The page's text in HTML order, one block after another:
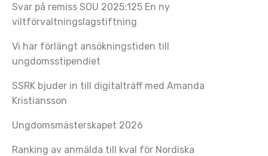
Svar på remiss SOU 2025:125 En ny
viltförvaltningslagstiftning
Vi har förlängt ansökningstiden till
ungdomsstipendiet
SSRK bjuder in till digitalträff med Amanda
Kristiansson
Ungdomsmästerskapet 2026
Ranking av anmälda till kval för Nordiska